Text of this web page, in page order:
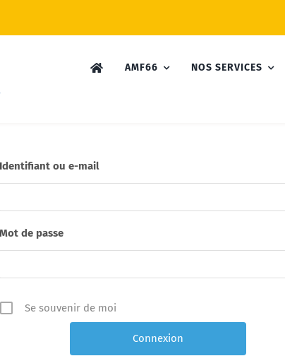
AMF66 NOS SERVICES
Identifiant ou e-mail
Mot de passe
Se souvenir de moi